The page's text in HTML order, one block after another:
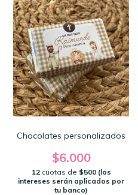
Chocolates personalizados
$6.000
12 cuotas de $500 (los
intereses serán aplicados por
tu banco)